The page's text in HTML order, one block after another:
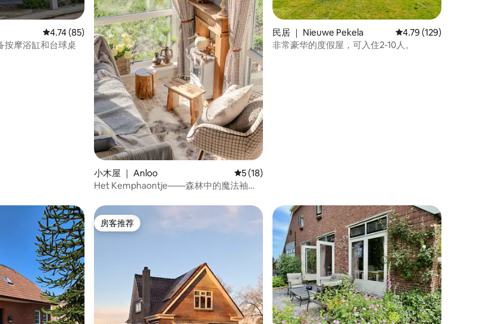
条评价 平均评分 4.74 分（满分 5 分），共 85 条评价
4.74 (85)
按摩浴缸和台球桌
小木屋 ｜ Anloo 平均评分 5 分（满分 5 分），共 18 条评价
5 (18)
Het Kemphaontje——森林中的魔法袖珍
民居 ｜ Nieuwe Pekela 平均评分 4.79 分（满
4.79 (129)
非常豪华的度假屋，可入住2-10人。
房客推荐
房客推荐